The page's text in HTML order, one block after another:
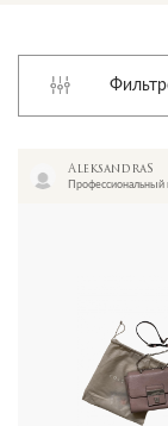
AleksandraS
Профессиональный